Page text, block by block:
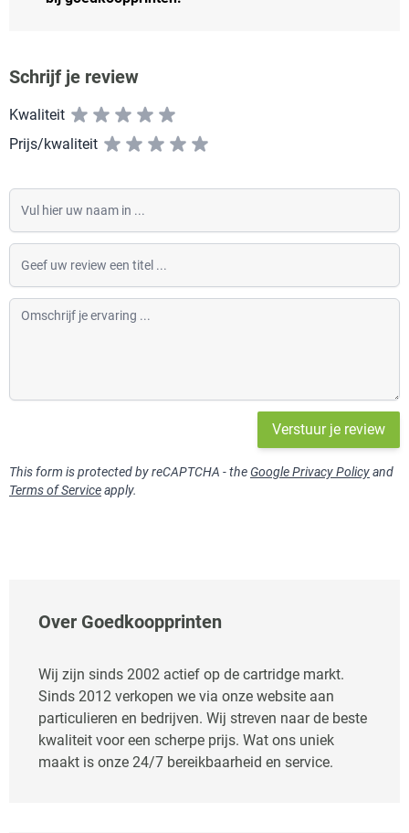
Schrijf je review
Kwaliteit
Prijs/kwaliteit
Vul hier uw naam in
Geef uw review een titel
Omschrijf je ervaring
Verstuur je review
This form is protected by reCAPTCHA - the Google Privacy Policyand
Terms of Serviceapply.
Over Goedkoopprinten
Wij zijn sinds 2002 actief op de cartridge markt.
Sinds 2012 verkopen we via onze website aan
particulieren en bedrijven. Wij streven naar de beste
kwaliteit voor een scherpe prijs. Wat ons uniek
maakt is onze 24/7 bereikbaarheid en service.